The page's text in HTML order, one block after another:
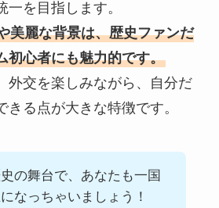
を目指します。
美麗な背景は、歴史ファンだ
初心者にも魅力的です。
外交を楽しみながら、自分だ
きる点が大きな特徴です。
の舞台で、あなたも一国
なっちゃいましょう！